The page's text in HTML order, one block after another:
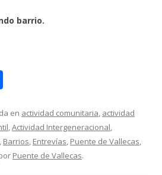
barrio.
m
p
ar
en actividad comunitaria, actividad
,Actividad Intergeneracional,
, Barrios, Entrevías, Puente de Vallecas,
Puente de Vallecas.